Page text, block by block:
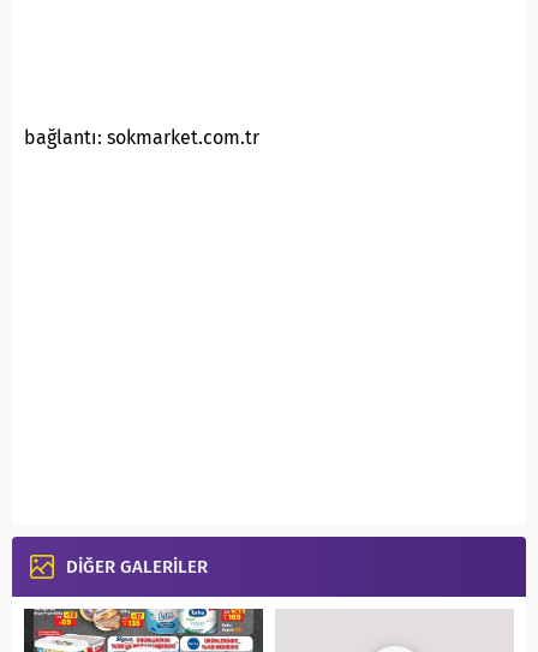
bağlantı: sokmarket.com.tr
DİĞER GALERİLER